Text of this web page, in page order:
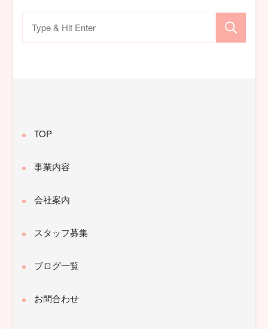
TOP
事業内容
会社案内
スタッフ募集
ブログ一覧
お問合わせ